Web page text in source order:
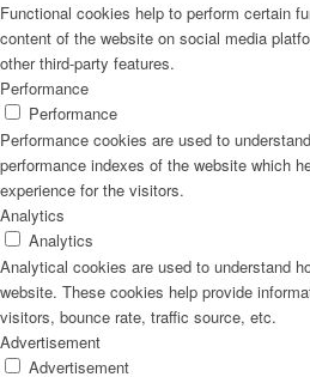
Functional cookies help to perform certain
content of the website on social media
other third-party features.
Performance
Performance
Performance cookies are used to
performance indexes of the website which
experience for the visitors.
Analytics
Analytics
Analytical cookies are used to understand
website. These cookies help provide
visitors, bounce rate, traffic source, etc.
Advertisement
Advertisement